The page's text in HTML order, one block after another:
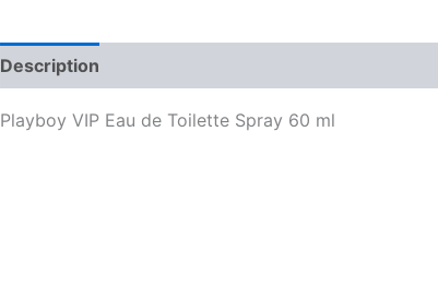
Description
Playboy VIP Eau de Toilette Spray 60 ml